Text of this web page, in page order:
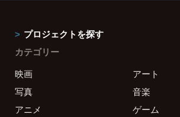
プロジェクトを探す
カテゴリー
映画
アート
写真
音楽
アニメ
ゲーム